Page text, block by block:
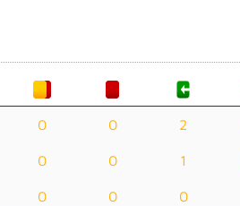
0 0 2
0 0 1
0 0 0